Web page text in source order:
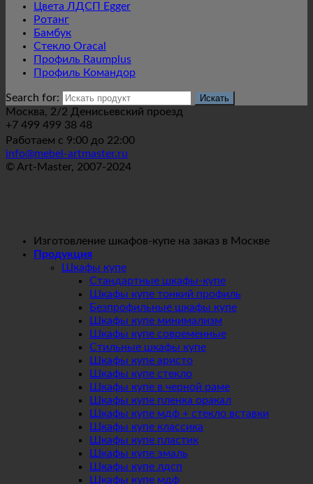
Цвета ЛДСП Egger
Ротанг
Бамбук
Стекло Oracal
Профиль Raumplus
Профиль Командор
Search for:
Москва, 2/2 Денисьевский проезд
+7 499 499 38 48
Работаем с 9:00 до 22:00
info@mebel-artmaster.ru
© Art-Master, 2007-2024
Изготовление шкафов-купе на заказ в Москве
Продукция
Шкафы купе
Стандартные шкафы-купе
Шкафы купе тонкий профиль
Безпрофильные шкафы купе
Шкафы купе минимализм
Шкафы купе современные
Стильные шкафы купе
Шкафы купе аристо
Шкафы купе стекло
Шкафы купе в черной раме
Шкафы купе пленка оракал
Шкафы купе мдф + стекло вставки
Шкафы купе классика
Шкафы купе пластик
Шкафы купе эмаль
Шкафы купе лдсп
Шкафы купе мдф